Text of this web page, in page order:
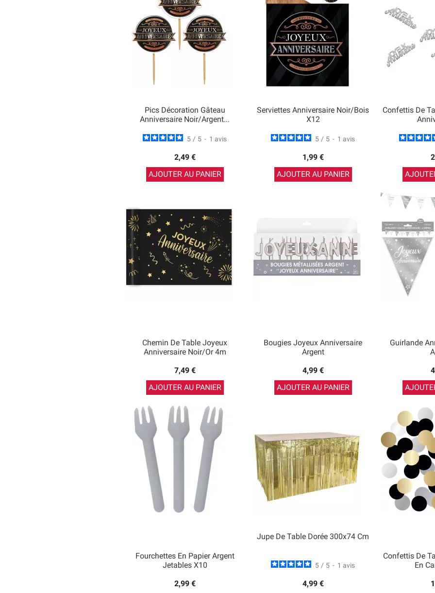
Pics Décoration Gâteau
Anniversaire Noir/argent...
5 / 5 - 1 avis
2,49 €
AJOUTER AU PANIER
Serviettes Anniversaire Noir/Bois
X12
5 / 5 - 1 avis
1,99 €
AJOUTER AU PANIER
Confettis De
Chemin De Table Joyeux
Anniversaire Noir/Or 4m
7,49 €
AJOUTER AU PANIER
Bougies Joyeux Anniversaire
Argent
4,99 €
AJOUTER AU PANIER
Guirlande
Fourchettes En Papier Argent
Jetables X10
2,99 €
Jupe De Table Dorée 300x74 Cm
5 / 5 - 1 avis
4,99 €
Confettis De
En